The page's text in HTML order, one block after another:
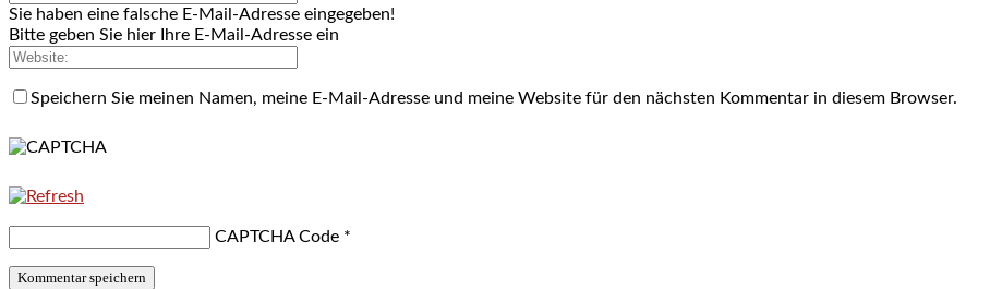
Sie haben eine falsche E-Mail-Adresse eingegeben!
Bitte geben Sie hier Ihre E-Mail-Adresse ein
Speichern Sie meinen Namen, meine E-Mail-Adresse und meine Website für den nächsten Kommentar in diesem Browser.
CAPTCHA Code *